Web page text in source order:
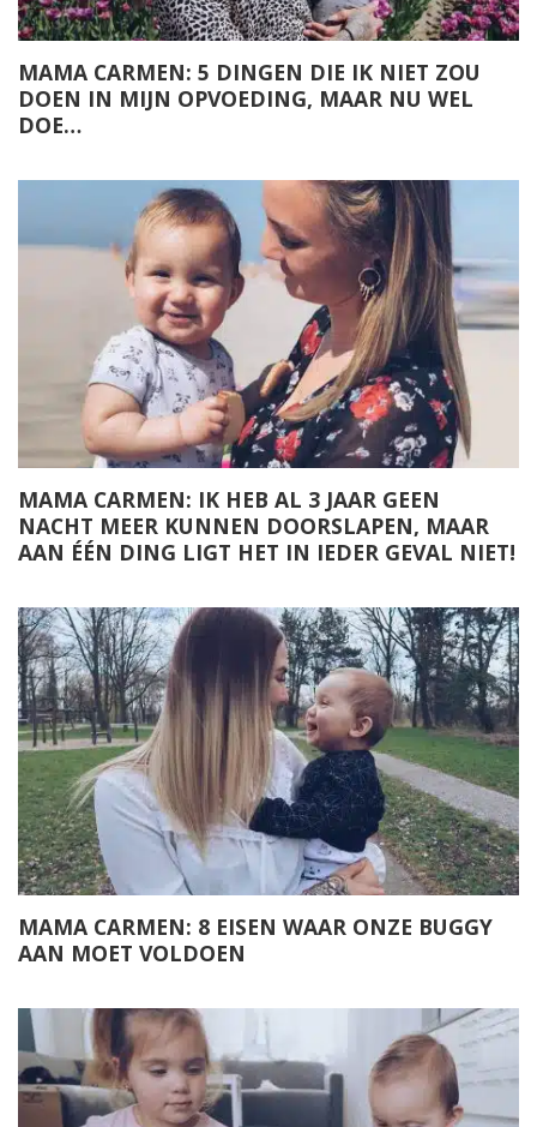
MAMA CARMEN: 5 DINGEN DIE IK NIET ZOU
DOEN IN MIJN OPVOEDING, MAAR NU WEL
DOE…
MAMA CARMEN: IK HEB AL 3 JAAR GEEN
NACHT MEER KUNNEN DOORSLAPEN, MAAR
AAN ÉÉN DING LIGT HET IN IEDER GEVAL NIET!
MAMA CARMEN: 8 EISEN WAAR ONZE BUGGY
AAN MOET VOLDOEN